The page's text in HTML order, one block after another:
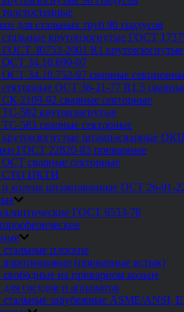
для стальных труб 90 градусов
крутоизогнутые ГОСТ
30753-2001 R1 крутоизогнутые
34.10.699-97
34.10.752-97 сварные
ОСТ 36-21-77 R1.5
2109-92 сварные секторные
582 крутоизогнутые
583 сварные секторные
штампосварные
ГОСТ 22820-83 приварные
сварные секторные
СТО ЦКТИ
колена штампованные ОСТ 26-01-
ГОСТ 6533-78
плоские
(приварные встык)
на приварном кольце
сосудов и аппаратов
зарубежные ASME/ANSI,